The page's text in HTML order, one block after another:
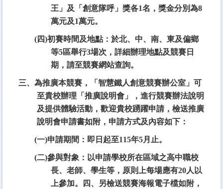
王」及「創意隊呼」獎各1名，獎金分別為8
萬元及1萬元。
(四)初賽時間及地點：於北、中、南、東及偏鄉
等5區舉行3場次，詳細辦理地點及競賽日
期，請至競賽網站查詢。
三、為推廣本競賽，「智慧鐵人創意競賽辦公室」可
至貴校辦理「推廣說明會」，進行競賽辦法說明
及提供體驗活動，歡迎貴校踴躍申請，檢送推廣
說明會申請書如附，申請方式及內容如下：
(一)申請期間：即日起至115年5月止。
(二)參與對象：以申請學校所在區域之高中職校
長、老師、學生等，原則上每場應有20人以
上參加。四、另檢送競賽海報電子檔如附，